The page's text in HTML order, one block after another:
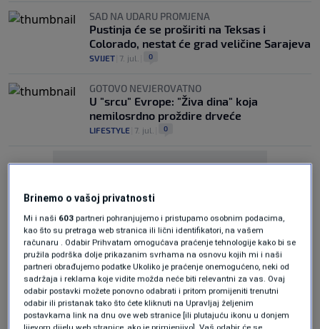
SAD NA UDARU PROMJENA
Pustinja će se proširiti na Teksas i
Colorado, nestat će grad veličine Sarajeva
SVIJET 7. jul. 0
GOTOVO NEVJEROVATNO
U "srcu" Evrope: "Živa dina" koja
nemilosrdno proždire drveće
LIFESTYLE 7. jul. 0
Oglas
Brinemo o vašoj privatnosti
Mi i naši 603 partneri pohranjujemo i pristupamo osobnim podacima,
kao što su pretraga web stranica ili lični identifikatori, na vašem
računaru . Odabir Prihvatam omogućava praćenje tehnologije kako bi se
pružila podrška dolje prikazanim svrhama na osnovu kojih mi i naši
partneri obrađujemo podatke Ukoliko je praćenje onemogućeno, neki od
sadržaja i reklama koje vidite možda neće biti relevantni za vas. Ovaj
odabir postavki možete ponovno odabrati i pritom promijeniti trenutni
odabir ili pristanak tako što ćete kliknuti na Upravljaj željenim
postavkama link na dnu ove web stranice [ili plutajuću ikonu u donjem